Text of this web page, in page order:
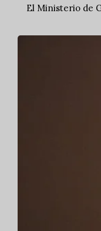
El Ministerio de